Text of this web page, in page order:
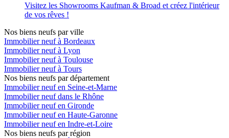
Visitez les Showrooms Kaufman & Broad et créez l'intérieur
de vos rêves !
Nos biens neufs par ville
Immobilier neuf à Bordeaux
Immobilier neuf à Lyon
Immobilier neuf à Toulouse
Immobilier neuf à Tours
Nos biens neufs par département
Immobilier neuf en Seine-et-Marne
Immobilier neuf dans le Rhône
Immobilier neuf en Gironde
Immobilier neuf en Haute-Garonne
Immobilier neuf en Indre-et-Loire
Nos biens neufs par région